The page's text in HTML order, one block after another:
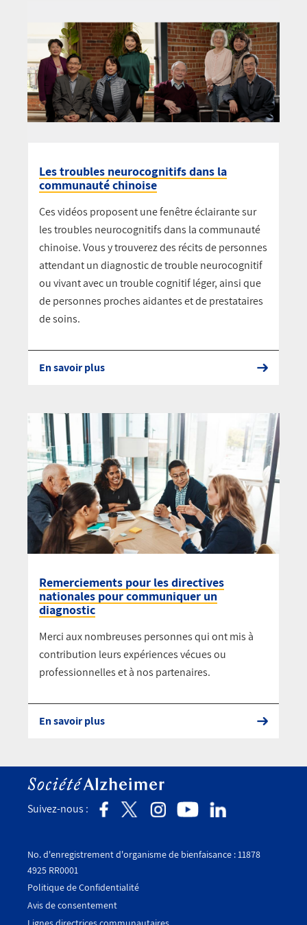
Les troubles neurocognitifs dans la
communauté chinoise
Ces vidéos proposent une fenêtre éclairante sur
les troubles neurocognitifs dans la communauté
chinoise. Vous y trouverez des récits de personnes
attendant un diagnostic de trouble neurocognitif
ou vivant avec un trouble cognitif léger, ainsi que
de personnes proches aidantes et de prestataires
de soins.
En savoir plus
Remerciements pour les directives
nationales pour communiquer un
diagnostic
Merci aux nombreuses personnes qui ont mis à
contribution leurs expériences vécues ou
professionnelles et à nos partenaires.
En savoir plus
Suivez-nous :
No. d'enregistrement d'organisme de bienfaisance : 11878
4925 RR0001
Utility
Politique de Confidentialité
Avis de consentement